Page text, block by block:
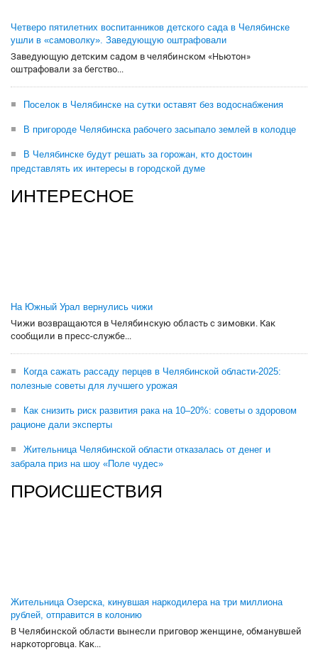
Четверо пятилетних воспитанников детского сада в Челябинске
ушли в «самоволку». Заведующую оштрафовали
Заведующую детским садом в челябинском «Ньютон»
оштрафовали за бегство...
Поселок в Челябинске на сутки оставят без водоснабжения
В пригороде Челябинска рабочего засыпало землей в колодце
В Челябинске будут решать за горожан, кто достоин
представлять их интересы в городской думе
ИНТЕРЕСНОЕ
На Южный Урал вернулись чижи
Чижи возвращаются в Челябинскую область с зимовки. Как
сообщили в пресс-службе...
Когда сажать рассаду перцев в Челябинской области-2025:
полезные советы для лучшего урожая
Как снизить риск развития рака на 10–20%: советы о здоровом
рационе дали эксперты
Жительница Челябинской области отказалась от денег и
забрала приз на шоу «Поле чудес»
ПРОИСШЕСТВИЯ
Жительница Озерска, кинувшая наркодилера на три миллиона
рублей, отправится в колонию
В Челябинской области вынесли приговор женщине, обманувшей
наркоторговца. Как...